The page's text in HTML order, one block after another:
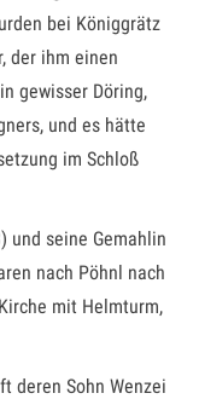
bei Königgrätz
der ihm einen
gewisser Döring,
und es hätte
im Schloß
und seine Gemahlin
nach Pöhnl nach
mit Helmturm,
deren Sohn Wenzei